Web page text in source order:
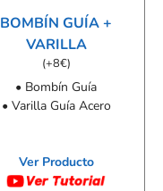
BOMBÍN GUÍA +
VARILLA
(+8€)
• Bombín Guía
• Varilla Guía Acero
Ver Producto